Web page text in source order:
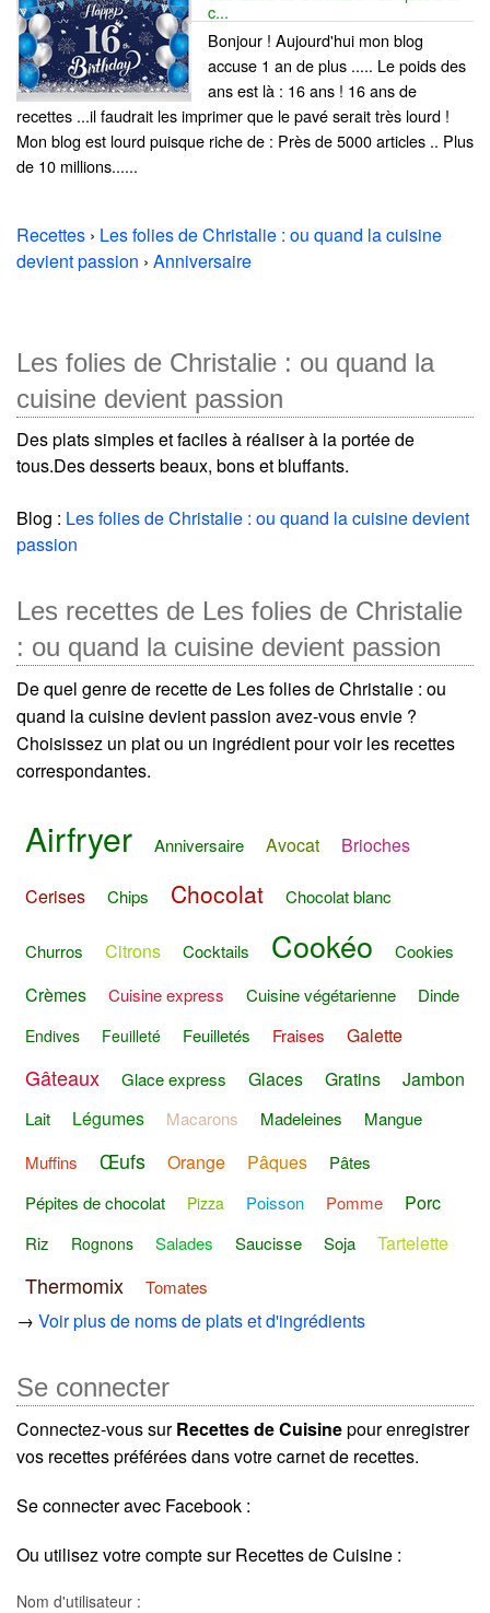
c...
Bonjour ! Aujourd'hui mon blog
accuse 1 an de plus ..... Le poids des
ans est là : 16 ans ! 16 ans de
recettes ...il faudrait les imprimer que le pavé serait très lourd !
Mon blog est lourd puisque riche de : Près de 5000 articles .. Plus
de 10 millions......
Recettes › Les folies de Christalie : ou quand la cuisine
devient passion › Anniversaire
Les folies de Christalie : ou quand la
cuisine devient passion
Des plats simples et faciles à réaliser à la portée de
tous.Des desserts beaux, bons et bluffants.
Blog : Les folies de Christalie : ou quand la cuisine devient
passion
Les recettes de Les folies de Christalie
: ou quand la cuisine devient passion
De quel genre de recette de Les folies de Christalie : ou
quand la cuisine devient passion avez-vous envie ?
Choisissez un plat ou un ingrédient pour voir les recettes
correspondantes.
Airfryer Anniversaire Avocat Brioches
Cerises Chips Chocolat Chocolat blanc
Churros Citrons Cocktails Cookéo Cookies
Crèmes Cuisine express Cuisine végétarienne Dinde
Endives Feuilleté Feuilletés Fraises Galette
Gâteaux Glace express Glaces Gratins Jambon
Lait Légumes Macarons Madeleines
Mangue
Muffins
Œufs Orange Pâques
Pâtes
Pépites de chocolat
Pizza Poisson Pomme Porc
Riz Rognons Salades Saucisse Soja Tartelette
Thermomix Tomates
→ Voir plus de noms de plats et d'ingrédients
Se connecter
Connectez-vous surRecettes de Cuisinepour enregistrer
vos recettes préférées dans votre carnet de recettes.
Se connecter avec Facebook :
Ou utilisez votre compte sur Recettes de Cuisine :
Nom d'utilisateur :